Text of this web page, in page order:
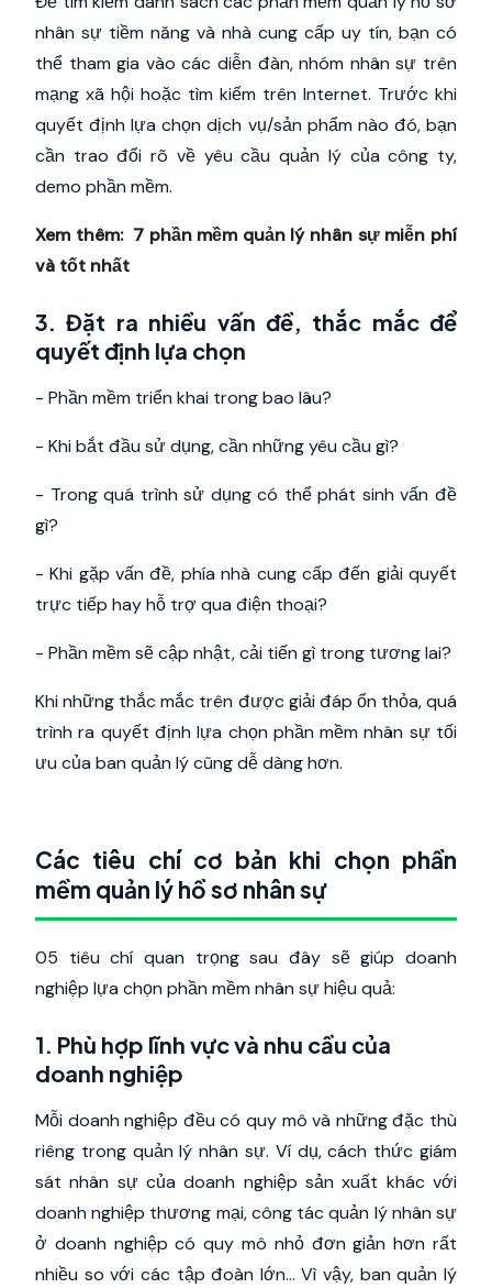
nhân sự tiềm năng và nhà cung cấp uy tín, bạn có
thể tham gia vào các diễn đàn, nhóm nhân sự trên
mạng xã hội hoặc tìm kiếm trên Internet. Trước khi
quyết định lựa chọn dịch vụ/sản phẩm nào đó, bạn
cần trao đổi rõ về yêu cầu quản lý của công ty,
demo phần mềm.
Xem thêm: 7 phần mềm quản lý nhân sự miễn phí
và tốt nhất
3. Đặt ra nhiều vấn đề, thắc mắc để
quyết định lựa chọn
- Phần mềm triển khai trong bao lâu?
- Khi bắt đầu sử dụng, cần những yêu cầu gì?
- Trong quá trình sử dụng có thể phát sinh vấn đề
gì?
- Khi gặp vấn đề, phía nhà cung cấp đến giải quyết
trực tiếp hay hỗ trợ qua điện thoại?
- Phần mềm sẽ cập nhật, cải tiến gì trong tương lai?
Khi những thắc mắc trên được giải đáp ổn thỏa, quá
trình ra quyết định lựa chọn phần mềm nhân sự tối
ưu của ban quản lý cũng dễ dàng hơn.
Các tiêu chí cơ bản khi chọn phần
mềm quản lý hồ sơ nhân sự
05 tiêu chí quan trọng sau đây sẽ giúp doanh
nghiệp lựa chọn phần mềm nhân sự hiệu quả:
1. Phù hợp lĩnh vực và nhu cầu của
doanh nghiệp
Mỗi doanh nghiệp đều có quy mô và những đặc thù
riêng trong quản lý nhân sự. Ví dụ, cách thức giám
sát nhân sự của doanh nghiệp sản xuất khác với
doanh nghiệp thương mại, công tác quản lý nhân sự
ở doanh nghiệp có quy mô nhỏ đơn giản hơn rất
nhiều so với các tập đoàn lớn… Vì vậy, ban quản lý